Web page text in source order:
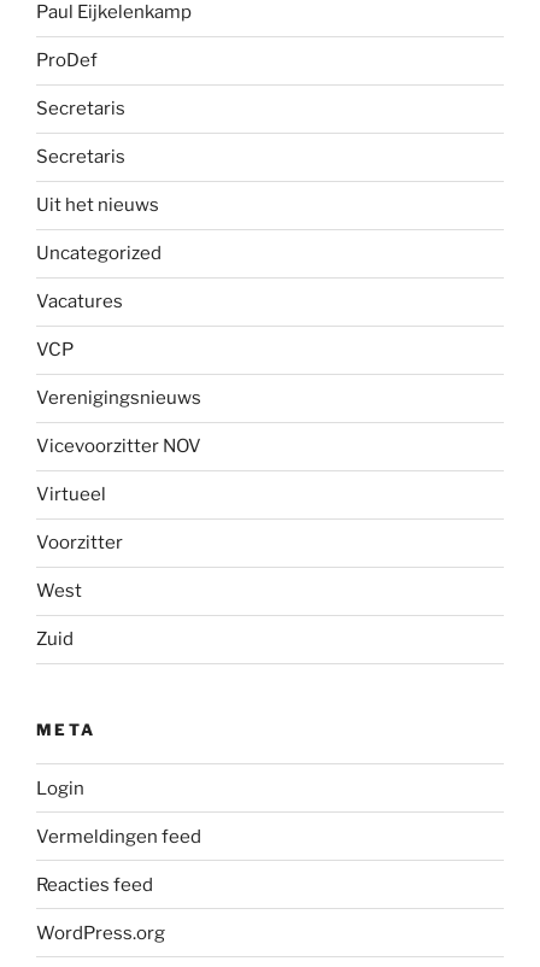
Paul Eijkelenkamp
ProDef
Secretaris
Secretaris
Uit het nieuws
Uncategorized
Vacatures
VCP
Verenigingsnieuws
Vicevoorzitter NOV
Virtueel
Voorzitter
West
Zuid
META
Login
Vermeldingen feed
Reacties feed
WordPress.org